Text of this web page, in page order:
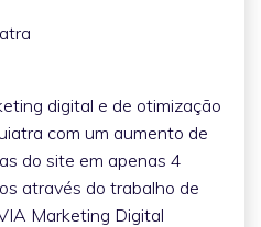
digital e de otimização
com um aumento de
do site em apenas 4
através do trabalho de
Marketing Digital